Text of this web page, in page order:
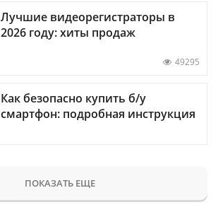
Лучшие видеорегистраторы в
2026 году: хиты продаж
49295
Как безопасно купить б/у
смартфон: подробная инструкция
ПОКАЗАТЬ ЕЩЕ